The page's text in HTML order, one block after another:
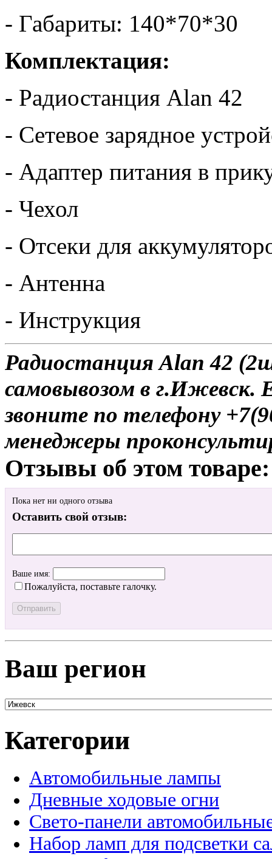
- Габариты: 140*70*30
Комплектация:
- Радиостанция Alan 42
- Сетевое зарядное
- Адаптер питания в
- Чехол
- Отсеки для
- Антенна
- Инструкция
Радиостанция Alan 42
самовывозом в г.Ижевск.
звоните по телефону
менеджеры
Отзывы об этом товаре:
Пока нет ни одного отзыва
Оставить свой отзыв:
Ваше имя:
Пожалуйста, поставьте галочку.
Ваш регион
Категории
Автомобильные лампы
Дневные ходовые огни
Свето-панели
Набор ламп для подсветки